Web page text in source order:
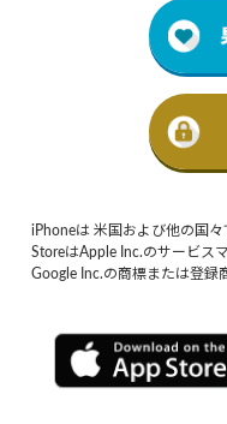
iPhoneは 米国および他の国
StoreはApple Inc.のサービス
Google Inc.の商標または登録